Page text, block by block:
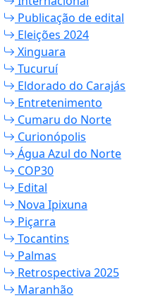
Publicação de edital
Eleições 2024
Xinguara
Tucuruí
Eldorado do Carajás
Entretenimento
Cumaru do Norte
Curionópolis
Água Azul do Norte
COP30
Edital
Nova Ipixuna
Piçarra
Tocantins
Palmas
Retrospectiva 2025
Maranhão